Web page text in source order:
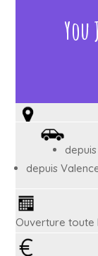
depuis
Ouverture toute